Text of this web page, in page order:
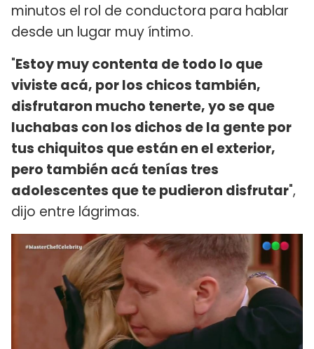
minutos el rol de conductora para hablar
desde un lugar muy íntimo.
"Estoy muy contenta de todo lo que
viviste acá, por los chicos también,
disfrutaron mucho tenerte, yo se que
luchabas con los dichos de la gente por
tus chiquitos que están en el exterior,
pero también acá tenías tres
adolescentes que te pudieron disfrutar",
dijo entre lágrimas.